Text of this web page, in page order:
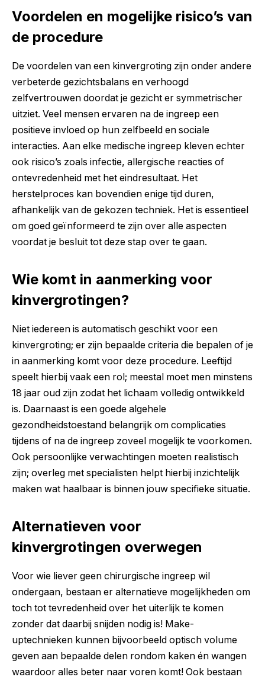
Voordelen en mogelijke risico’s van
de procedure
De voordelen van een kinvergroting zijn onder andere
verbeterde gezichtsbalans en verhoogd
zelfvertrouwen doordat je gezicht er symmetrischer
uitziet. Veel mensen ervaren na de ingreep een
positieve invloed op hun zelfbeeld en sociale
interacties. Aan elke medische ingreep kleven echter
ook risico’s zoals infectie, allergische reacties of
ontevredenheid met het eindresultaat. Het
herstelproces kan bovendien enige tijd duren,
afhankelijk van de gekozen techniek. Het is essentieel
om goed geïnformeerd te zijn over alle aspecten
voordat je besluit tot deze stap over te gaan.
Wie komt in aanmerking voor
kinvergrotingen?
Niet iedereen is automatisch geschikt voor een
kinvergroting; er zijn bepaalde criteria die bepalen of je
in aanmerking komt voor deze procedure. Leeftijd
speelt hierbij vaak een rol; meestal moet men minstens
18 jaar oud zijn zodat het lichaam volledig ontwikkeld
is. Daarnaast is een goede algehele
gezondheidstoestand belangrijk om complicaties
tijdens of na de ingreep zoveel mogelijk te voorkomen.
Ook persoonlijke verwachtingen moeten realistisch
zijn; overleg met specialisten helpt hierbij inzichtelijk
maken wat haalbaar is binnen jouw specifieke situatie.
Alternatieven voor
kinvergrotingen overwegen
Voor wie liever geen chirurgische ingreep wil
ondergaan, bestaan er alternatieve mogelijkheden om
toch tot tevredenheid over het uiterlijk te komen
zonder dat daarbij snijden nodig is! Make-
uptechnieken kunnen bijvoorbeeld optisch volume
geven aan bepaalde delen rondom kaken én wangen
waardoor alles beter naar voren komt! Ook bestaan